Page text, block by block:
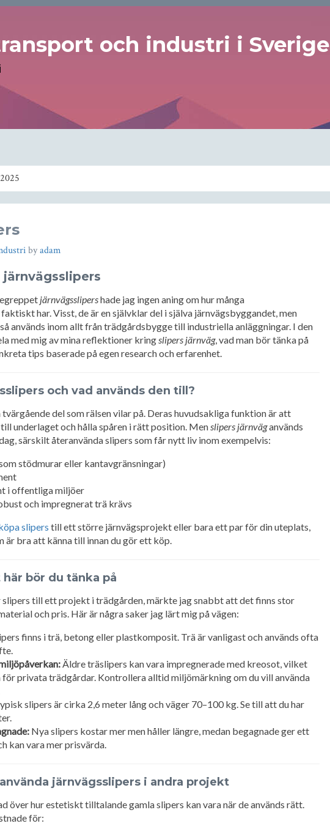
och industri i Sverige
byadam
järnvägsslipershade jag ingen aning om hur många
har. Visst, de är en självklar del i själva järnvägsbyggandet, men
används inom allt från trädgårdsbygge till industriella anläggningar. I den
med mig av mina reflektioner kringslipers järnväg, vad man bör tänka på
tips baserade på egen research och erfarenhet.
och vad används den till?
tvärgående del som rälsen vilar på. Deras huvudsakliga funktion är att
underlaget och hålla spåren i rätt position. Menslipers järnväganvänds
särskilt återanvända slipers som får nytt liv inom exempelvis:
stödmurar eller kantavgränsningar)
i offentliga miljöer
och impregnerat trä krävs
slipers till ett större järnvägsprojekt eller bara ett par för din uteplats,
är bra att känna till innan du gör ett köp.
här bör du tänka på
slipers till ett projekt i trädgården, märkte jag snabbt att det finns stor
och pris. Här är några saker jag lärt mig på vägen:
finns i trä, betong eller plastkomposit. Trä är vanligast och används ofta
Äldre träslipers kan vara impregnerade med kreosot, vilket
privata trädgårdar. Kontrollera alltid miljömärkning om du vill använda
slipers är cirka 2,6 meter lång och väger 70–100 kg. Se till att du har
Nya slipers kostar mer men håller längre, medan begagnade ger ett
kan vara mer prisvärda.
järnvägsslipers i andra projekt
över hur estetiskt tilltalande gamla slipers kan vara när de används rätt.
för: